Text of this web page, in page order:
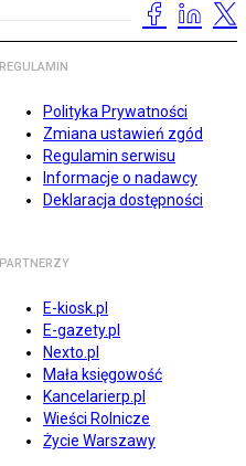
REGULAMIN
Polityka Prywatności
Zmiana ustawień zgód
Regulamin serwisu
Informacje o nadawcy
Deklaracja dostępności
PARTNERZY
E-kiosk.pl
E-gazety.pl
Nexto.pl
Mała księgowość
Kancelarierp.pl
Wieści Rolnicze
Życie Warszawy